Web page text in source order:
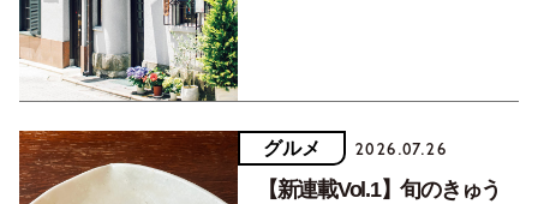
グルメ 2026.07.26
【新連載Vol.1】旬のきゅう